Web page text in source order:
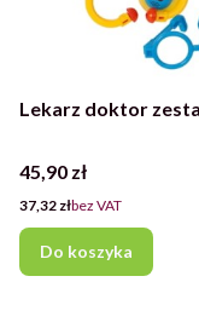
Lekarz doktor
Cena
45,90 zł
Cena
37,32 złbez VAT
Do koszyka